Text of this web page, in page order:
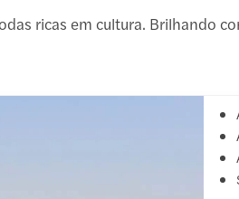
ricas em cultura. Brilhando